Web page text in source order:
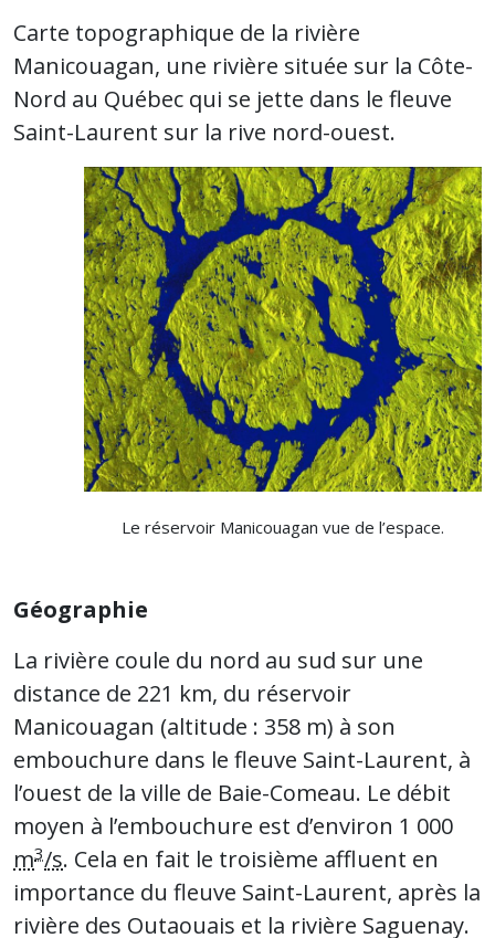
Carte topographique de la rivière
Manicouagan, une rivière située sur la Côte-
Nord au Québec qui se jette dans le fleuve
Saint-Laurent sur la rive nord-ouest.
Le réservoir Manicouagan vue de l’espace.
Géographie
La rivière coule du nord au sud sur une
distance de 221 km, du réservoir
Manicouagan (altitude : 358 m) à son
embouchure dans le fleuve Saint-Laurent, à
l’ouest de la ville de Baie-Comeau. Le débit
moyen à l’embouchure est d’environ 1 000
m3/s. Cela en fait le troisième affluent en
importance du fleuve Saint-Laurent, après la
rivière des Outaouais et la rivière Saguenay.